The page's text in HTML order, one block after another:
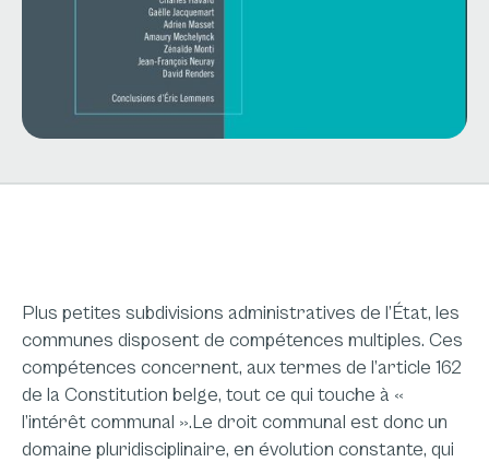
Plus petites subdivisions administratives de l’État, les
communes disposent de compétences multiples. Ces
compétences concernent, aux termes de l’article 162
de la Constitution belge, tout ce qui touche à «
l’intérêt communal ».Le droit communal est donc un
domaine pluridisciplinaire, en évolution constante, qui